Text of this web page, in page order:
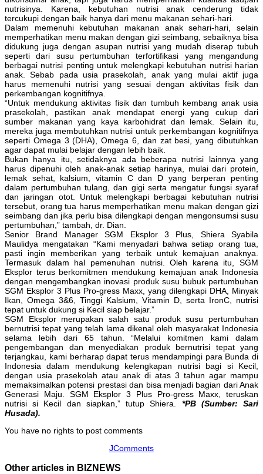
nutrisinya. Karena, kebutuhan nutrisi anak cenderung tidak
tercukupi dengan baik hanya dari menu makanan sehari-hari.
Dalam memenuhi kebutuhan makanan anak sehari-hari, selain
memperhatikan menu makan dengan gizi seimbang, sebaiknya bisa
didukung juga dengan asupan nutrisi yang mudah diserap tubuh
seperti dari susu pertumbuhan terfortifikasi yang mengandung
berbagai nutrisi penting untuk melengkapi kebutuhan nutrisi harian
anak. Sebab pada usia prasekolah, anak yang mulai aktif juga
harus memenuhi nutrisi yang sesuai dengan aktivitas fisik dan
perkembangan kognitifnya.
“Untuk mendukung aktivitas fisik dan tumbuh kembang anak usia
prasekolah, pastikan anak mendapat energi yang cukup dari
sumber makanan yang kaya karbohidrat dan lemak. Selain itu,
mereka juga membutuhkan nutrisi untuk perkembangan kognitifnya
seperti Omega 3 (DHA), Omega 6, dan zat besi, yang dibutuhkan
agar dapat mulai belajar dengan lebih baik.
Bukan hanya itu, setidaknya ada beberapa nutrisi lainnya yang
harus dipenuhi oleh anak-anak setiap harinya, mulai dari protein,
lemak sehat, kalsium, vitamin C dan D yang berperan penting
dalam pertumbuhan tulang, dan gigi serta mengatur fungsi syaraf
dan jaringan otot. Untuk melengkapi berbagai kebutuhan nutrisi
tersebut, orang tua harus memperhatikan menu makan dengan gizi
seimbang dan jika perlu bisa dilengkapi dengan mengonsumsi susu
pertumbuhan,” tambah, dr. Dian.
Senior Brand Manager SGM Eksplor 3 Plus, Shiera Syabila
Maulidya mengatakan “Kami menyadari bahwa setiap orang tua,
pasti ingin memberikan yang terbaik untuk kemajuan anaknya.
Termasuk dalam hal pemenuhan nutrisi. Oleh karena itu, SGM
Eksplor terus berkomitmen mendukung kemajuan anak Indonesia
dengan mengembangkan inovasi produk susu bubuk pertumbuhan
SGM Eksplor 3 Plus Pro-gress Maxx, yang dilengkapi DHA, Minyak
Ikan, Omega 3&6, Tinggi Kalsium, Vitamin D, serta IronC, nutrisi
tepat untuk dukung si Kecil siap belajar.”
SGM Eksplor merupakan salah satu produk susu pertumbuhan
bernutrisi tepat yang telah lama dikenal oleh masyarakat Indonesia
selama lebih dari 65 tahun. “Melalui komitmen kami dalam
pengembangan dan menyediakan produk bernutrisi tepat yang
terjangkau, kami berharap dapat terus mendampingi para Bunda di
Indonesia dalam mendukung kelengkapan nutrisi bagi si Kecil,
dengan usia prasekolah atau anak di atas 3 tahun agar mampu
memaksimalkan potensi prestasi dan bisa menjadi bagian dari Anak
Generasi Maju. SGM Eksplor 3 Plus Pro-gress Maxx, teruskan
nutrisi si Kecil dan siapkan,” tutup Shiera. *PB (Sumber: Sari
Husada).
You have no rights to post comments
JComments
Other articles in BIZNEWS